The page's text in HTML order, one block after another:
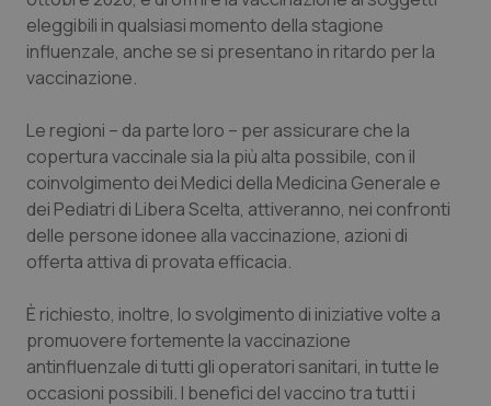
Tumori del Polmone & Testa Collo
Ulcera & Reflusso
Vaccini
eleggibili in qualsiasi momento della stagione
influenzale, anche se si presentano in ritardo per la
vaccinazione.
Le regioni – da parte loro – per assicurare che la
copertura vaccinale sia la più alta possibile, con il
coinvolgimento dei Medici della Medicina Generale e
dei Pediatri di Libera Scelta, attiveranno, nei confronti
delle persone idonee alla vaccinazione, azioni di
offerta attiva di provata efficacia.
È richiesto, inoltre, lo svolgimento di iniziative volte a
promuovere fortemente la vaccinazione
antinfluenzale di tutti gli operatori sanitari, in tutte le
occasioni possibili. I benefìci del vaccino tra tutti i